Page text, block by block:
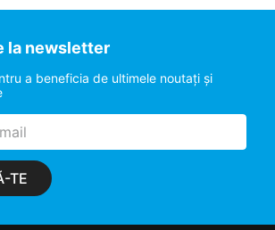
la newsletter
a beneficia de ultimele noutaţi şi
TE